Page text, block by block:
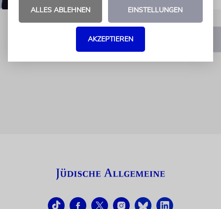
3 …
ALLES ABLEHNEN EINSTELLUNGEN
AKZEPTIEREN